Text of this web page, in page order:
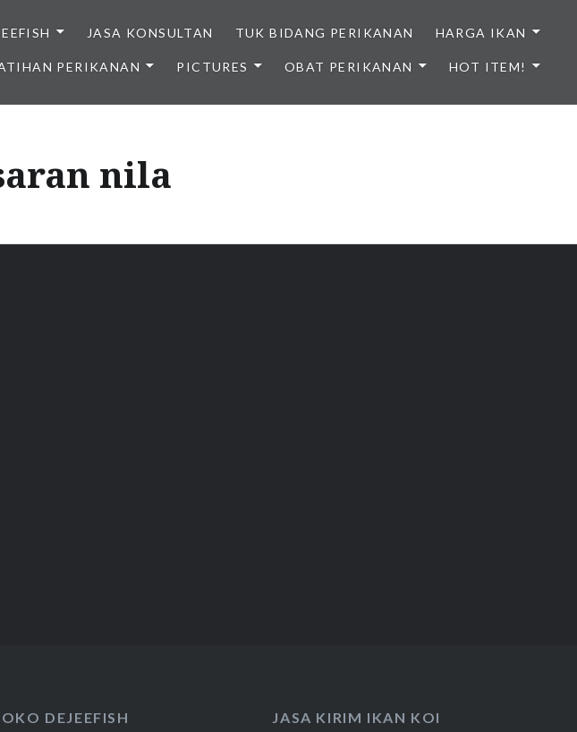
INDONESIA
JASA KONSULTAN TUK BIDANG PERIKANAN HARGA IKAN
PERIKANAN PICTURES OBAT PERIKANAN HOT ITEM!
nila
DEJEEFISH JASA KIRIM IKAN KOI